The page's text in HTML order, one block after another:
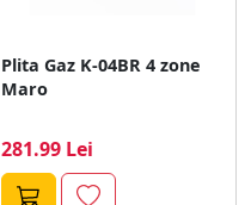
Plita Gaz K-04BR 4 zone
Maro
281.99 Lei